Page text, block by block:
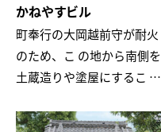
かねやすビル
町奉行の大岡越前守が耐火
のため、こ の地から南側を
土蔵造りや塗屋にするこ と
までは江戸の内」という川